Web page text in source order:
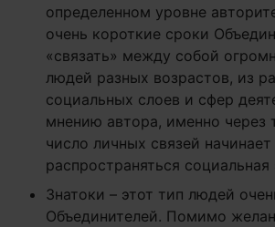
определенном уровне
очень короткие сроки
«связать» между собой
людей разных возрастов, из
социальных слоев и сфер
мнению автора, именно через
число личных связей начинает
распространяться
Знатоки – этот тип людей
Объединителей. Помимо